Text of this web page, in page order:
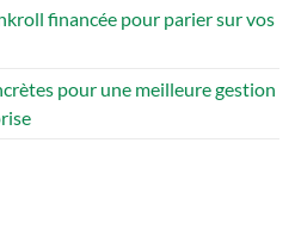
financée pour parier sur vos
pour une meilleure gestion